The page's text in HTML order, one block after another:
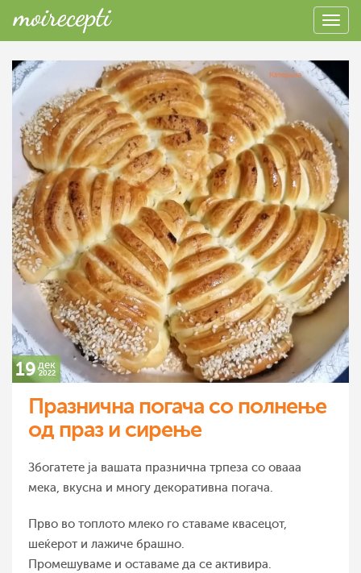
19 дек
2022
Празнична погача со полнење
од праз и сирење
Збогатете ја вашата празнична трпеза со овааа
мека, вкусна и многу декоративна погача.
Прво во топлото млеко го ставаме квасецот,
шеќерот и лажиче брашно.
Промешуваме и оставаме да се активира.